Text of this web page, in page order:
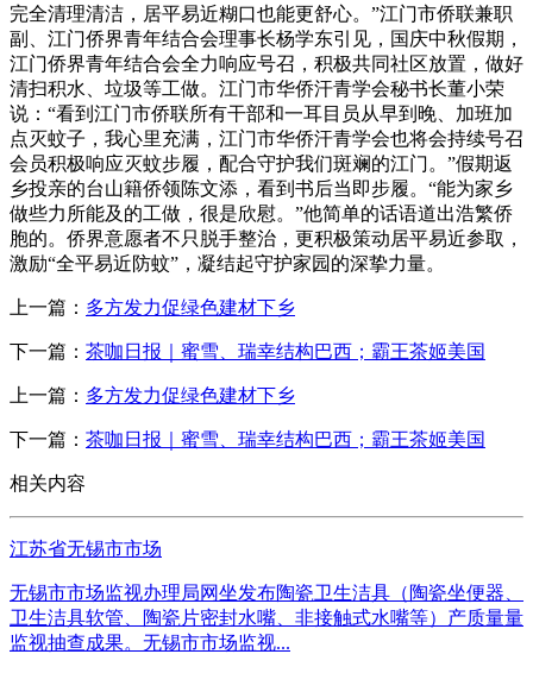
完全清理清洁，居平易近糊口也能更舒心。”江门市侨联兼职
副、江门侨界青年结合会理事长杨学东引见，国庆中秋假期，
江门侨界青年结合会全力响应号召，积极共同社区放置，做好
清扫积水、垃圾等工做。江门市华侨汗青学会秘书长董小荣
说：“看到江门市侨联所有干部和一耳目员从早到晚、加班加
点灭蚊子，我心里充满，江门市华侨汗青学会也将会持续号召
会员积极响应灭蚊步履，配合守护我们斑斓的江门。”假期返
乡投亲的台山籍侨领陈文添，看到书后当即步履。“能为家乡
做些力所能及的工做，很是欣慰。”他简单的话语道出浩繁侨
胞的。侨界意愿者不只脱手整治，更积极策动居平易近参取，
激励“全平易近防蚊”，凝结起守护家园的深挚力量。
上一篇： 多方发力促绿色建材下乡
下一篇： 茶咖日报｜蜜雪、瑞幸结构巴西；霸王茶姬美国
上一篇： 多方发力促绿色建材下乡
下一篇： 茶咖日报｜蜜雪、瑞幸结构巴西；霸王茶姬美国
相关内容
江苏省无锡市市场
无锡市市场监视办理局网坐发布陶瓷卫生洁具（陶瓷坐便器、
卫生洁具软管、陶瓷片密封水嘴、非接触式水嘴等）产质量量
监视抽查成果。无锡市市场监视...